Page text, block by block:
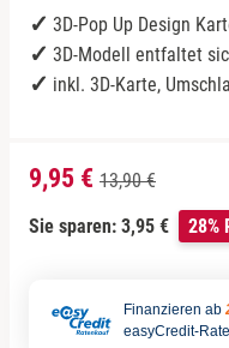
3D-Pop Up Design
3D-Modell entfaltet
inkl. 3D-Karte,
9,95 € 13,90 €
Sie sparen: 3,95 €
28%
Finanzieren ab
easyCredit-
Saarland
Sachsen-Anhalt
Schleswig-Holstein
Nordsee
Ostsee
Österreich
Bad Rodach
Bamberg
Barnim